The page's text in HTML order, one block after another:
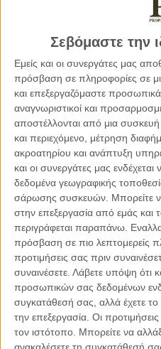
Σεβόμαστε την
Εμείς και οι συνεργάτες μας
πρόσβαση σε πληροφορίες σε
και επεξεργαζόμαστε
αναγνωριστικοί και
αποστέλλονται από μια συσκευή
και περιεχόμενο, μέτρηση
ακροατηρίου και ανάπτυξη
και οι συνεργάτες μας
δεδομένα γεωγραφικής
σάρωσης συσκευών. Μπορείτε να
στην επεξεργασία από εμάς και
περιγράφεται παραπάνω.
πρόσβαση σε πιο λεπτομερείς
προτιμήσεις σας πριν
συναινέσετε. Λάβετε υπόψη ότι
προσωπικών σας δεδομένων
συγκατάθεσή σας, αλλά έχετε το
την επεξεργασία. Οι
τον ιστότοπο. Μπορείτε να
Κέλλυ
Κέλλυ
γράφει για
της”
Γιάννης
Οι μόνοι
Αντώνιος
Τέμπη: Η
μιας
Γιάννης